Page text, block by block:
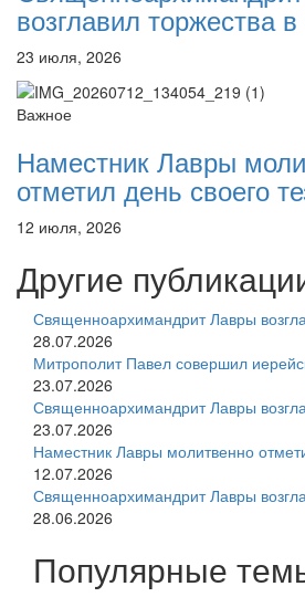
возглавил торжества
23 июля, 2026
Важное
Наместник Лавры
отметил день своего
12 июля, 2026
Другие
Священноархимандрит Лавры
28.07.2026
Митрополит Павел совершил
23.07.2026
Священноархимандрит Лавры
23.07.2026
Наместник Лавры молитвенно
12.07.2026
Священноархимандрит Лавры
28.06.2026
Популярные